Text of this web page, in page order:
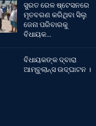
ସୁରତ ରେଳ ଷ୍ଟେସନରେ
ମୃତବରଣ କରିଥିବା ସିଲୁ
ଜେନା ପରିବାରକୁ
ବିଧାୟକ…
ବିଧାୟକଙ୍କ ଦ୍ବାରା
ଆମ୍ବୁଲାନ୍ସ ଉଦ୍‌ଘାଟନ ।